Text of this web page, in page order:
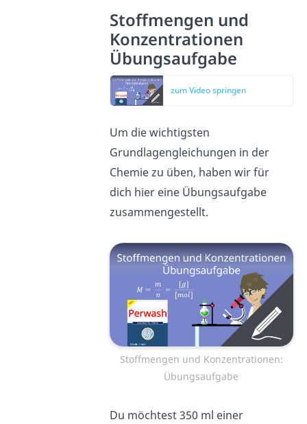
Stoffmengen und
Konzentrationen
Übungsaufgabe
zum Video springen
Um die wichtigsten
Grundlagengleichungen in der
Chemie zu üben, haben wir für
dich hier eine Übungsaufgabe
zusammengestellt.
Stoffmengen und Konzentrationen:
Übungsaufgabe
Du möchtest 350 ml einer